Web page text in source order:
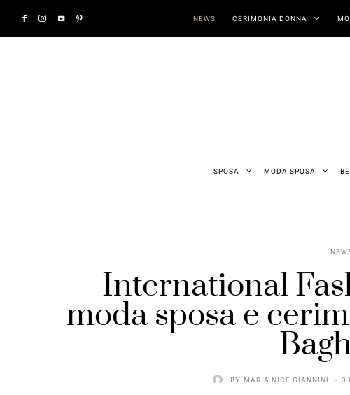
NEWS CERIMONIA DONNA
SPOSA MODA SPOSA
International
moda sposa e
BY MARIA NICE GIANNINI 3